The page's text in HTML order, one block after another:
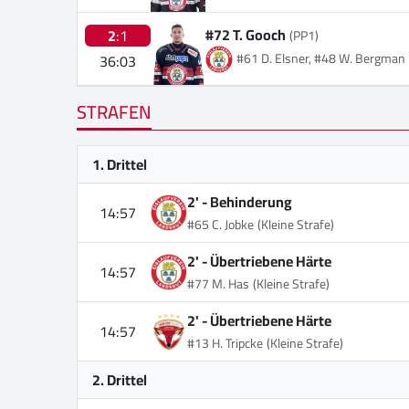
2:1
36:03
#72 T. Gooch(PP1)
#61 D. Elsner, #48 W. Bergman
STRAFEN
1. Drittel
14:57
2' -Behinderung
#65 C. Jobke(Kleine Strafe)
14:57 2' -Übertriebene Härte
#77 M. Has(Kleine Strafe)
14:57 2' -Übertriebene Härte
#13 H. Tripcke(Kleine Strafe)
2. Drittel